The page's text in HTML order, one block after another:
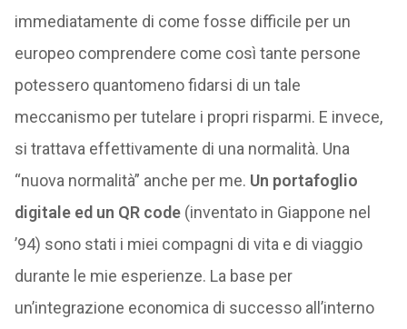
immediatamente di come fosse difficile per un
europeo comprendere come così tante persone
potessero quantomeno fidarsi di un tale
meccanismo per tutelare i propri risparmi. E invece,
si trattava effettivamente di una normalità. Una
“nuova normalità” anche per me. Un portafoglio
digitale ed un QR code(inventato in Giappone nel
’94) sono stati i miei compagni di vita e di viaggio
durante le mie esperienze. La base per
un’integrazione economica di successo all’interno